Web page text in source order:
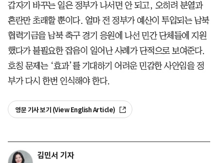
갑자기 바꾸는 일은 정부가 나서면 안 되고, 오히려 분열과
혼란만 초래할 뿐이다. 얼마 전 정부가 예산이 투입되는 남북
협력기금을 남북 축구 경기 응원에 나선 민간 단체들에 지원
했다가 불필요한 잡음이 일어난 사례가 단적으로 보여준다.
호칭 문제는 ‘효과’를 기대하기 어려운 민감한 사안임을 정
부가 다시 한번 인식해야 한다.
영문 기사 보기 (View English Article)
김민서 기자